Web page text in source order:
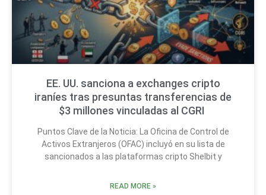
EE. UU. sanciona a exchanges cripto
iraníes tras presuntas transferencias de
$3 millones vinculadas al CGRI
Puntos Clave de la Noticia: La Oficina de Control de
Activos Extranjeros (OFAC) incluyó en su lista de
sancionados a las plataformas cripto Shelbit y
READ MORE »